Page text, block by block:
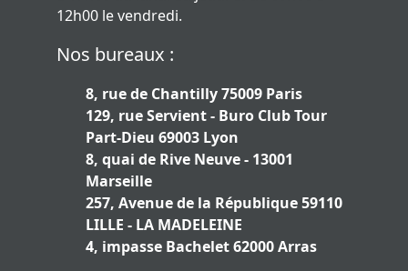
12h00 le vendredi.
Nos bureaux :
8, rue de Chantilly 75009 Paris
129, rue Servient - Buro Club Tour
Part-Dieu 69003 Lyon
8, quai de Rive Neuve - 13001
Marseille
257, Avenue de la République 59110
LILLE - LA MADELEINE
4, impasse Bachelet 62000 Arras